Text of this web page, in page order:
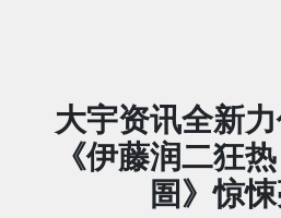
大宇资讯全新
《伊藤润二狂
圄》惊